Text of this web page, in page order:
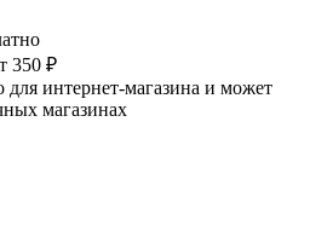
350 ₽
для интернет-магазина и может
магазинах